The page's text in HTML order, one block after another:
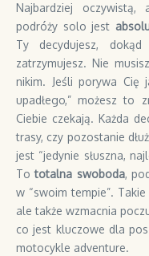
Najbardziej oczywistą,
podróży solo jest
Ty decydujesz,
zatrzymujesz. Nie
nikim. Jeśli porywa Cię
upadłego,” możesz to
Ciebie czekają. Każda
trasy, czy pozostanie
jest “jedynie słuszna,
Tototalna swoboda,
w “swoim tempie”.
ale także wzmacnia
co jest kluczowe dla
motocykle adventure.